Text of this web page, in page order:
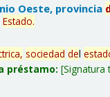
Oeste, provincia
Estado.
sociedad del
préstamo: